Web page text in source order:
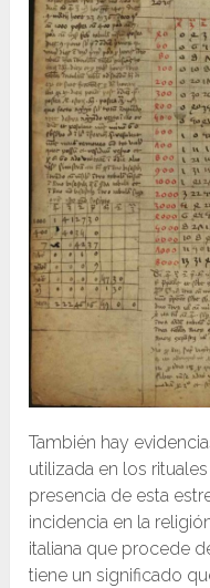
También hay
utilizada en los
presencia de esta
incidencia en la
italiana que procede
tiene un significado